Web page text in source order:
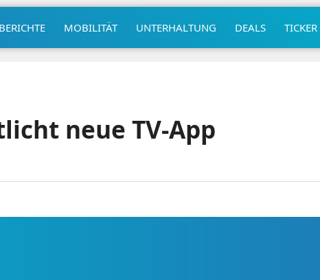
MOBILITÄT UNTERHALTUNG DEALS TICKER
neue TV-App